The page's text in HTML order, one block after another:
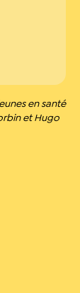
en santé
et Hugo